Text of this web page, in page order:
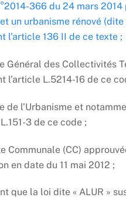
366 du 24 mars 2014
un urbanisme rénové (dite
l’article 136 II de ce texte ;
Général des Collectivités
l’article L.5214-16 de ce
de l’Urbanisme et
3 de ce code ;
Communale (CC)
en date du 11 mai 2012 ;
que la loi dite « ALUR »